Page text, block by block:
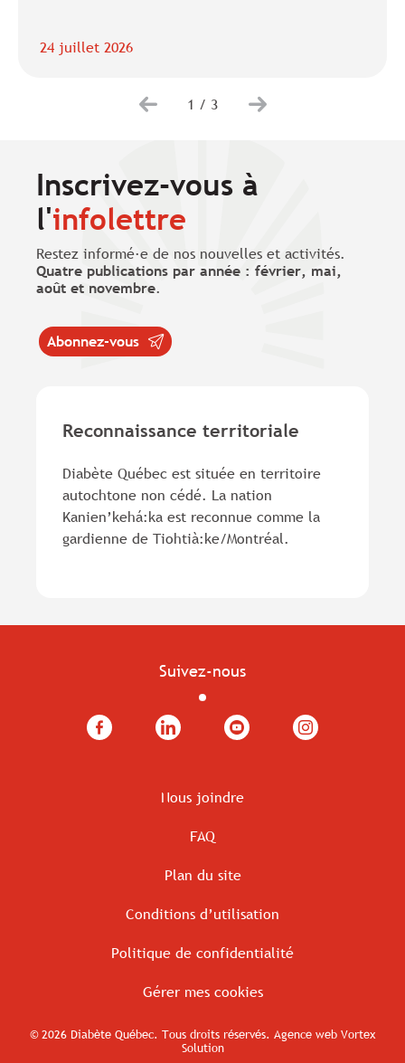
24 juillet 2026
1 / 3
Inscrivez-vous à
l'infolettre
Restez informé·e de nos nouvelles et activités.
Quatre publications par année : février, mai,
août et novembre.
Abonnez-vous
Reconnaissance territoriale
Diabète Québec est située en territoire
autochtone non cédé. La nation
Kanien’kehá:ka est reconnue comme la
gardienne de Tiohtià:ke/Montréal.
Suivez-nous
Facebook LinkedIn YouTube Instagram
Nous joindre
FAQ
Plan du site
Conditions d’utilisation
Politique de confidentialité
Gérer mes cookies
© 2026 Diabète Québec. Tous droits réservés. Agence web Vortex
Solution